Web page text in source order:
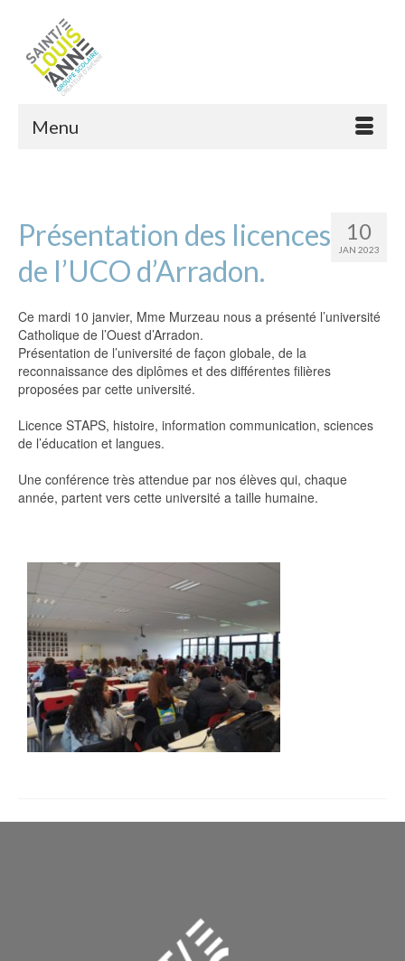
Menu
10
JAN 2023
Présentation des licences
de l’UCO d’Arradon.
Ce mardi 10 janvier, Mme Murzeau nous a présenté l’université
Catholique de l’Ouest d’Arradon.
Présentation de l’université de façon globale, de la
reconnaissance des diplômes et des différentes filières
proposées par cette université.
Licence STAPS, histoire, information communication, sciences
de l’éducation et langues.
Une conférence très attendue par nos élèves qui, chaque
année, partent vers cette université a taille humaine.